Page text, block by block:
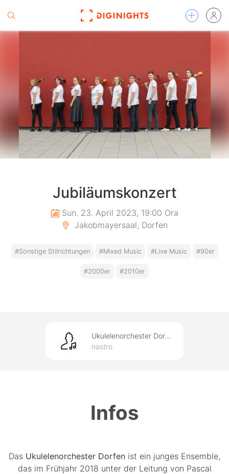
Jubiläumskonzert
Sun. 23. April 2023, 19:00 Ora
Jakobmayersaal, Dorfen
#Sonstige Stilrichtungen #Mixed Music #Live Music #90er
#2000er #2010er
Ukulelenorchester Dorfen
nastro
Infos
Das Ukulelenorchester Dorfen ist ein junges Ensemble,
das im Frühjahr 2018 unter der Leitung von Pascal